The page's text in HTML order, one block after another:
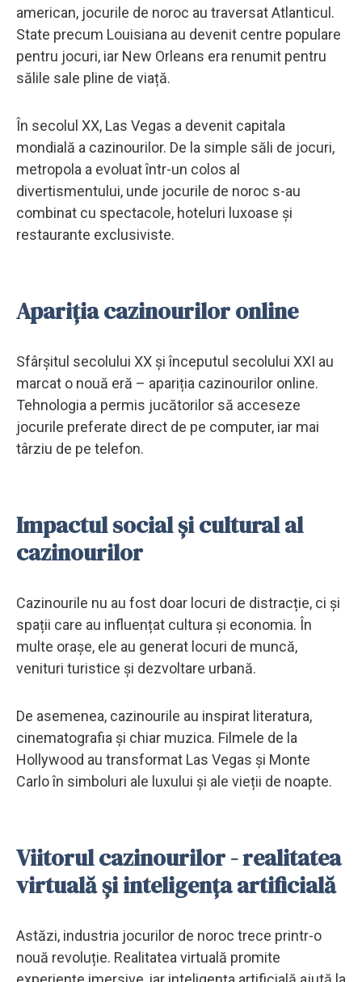
american, jocurile de noroc au traversat Atlanticul.
State precum Louisiana au devenit centre populare
pentru jocuri, iar New Orleans era renumit pentru
sălile sale pline de viață.
În secolul XX, Las Vegas a devenit capitala
mondială a cazinourilor. De la simple săli de jocuri,
metropola a evoluat într-un colos al
divertismentului, unde jocurile de noroc s-au
combinat cu spectacole, hoteluri luxoase și
restaurante exclusiviste.
Apariția cazinourilor online
Sfârșitul secolului XX și începutul secolului XXI au
marcat o nouă eră – apariția cazinourilor online.
Tehnologia a permis jucătorilor să acceseze
jocurile preferate direct de pe computer, iar mai
târziu de pe telefon.
Impactul social și cultural al
cazinourilor
Cazinourile nu au fost doar locuri de distracție, ci și
spații care au influențat cultura și economia. În
multe orașe, ele au generat locuri de muncă,
venituri turistice și dezvoltare urbană.
De asemenea, cazinourile au inspirat literatura,
cinematografia și chiar muzica. Filmele de la
Hollywood au transformat Las Vegas și Monte
Carlo în simboluri ale luxului și ale vieții de noapte.
Viitorul cazinourilor - realitatea
virtuală și inteligența artificială
Astăzi, industria jocurilor de noroc trece printr-o
nouă revoluție. Realitatea virtuală promite